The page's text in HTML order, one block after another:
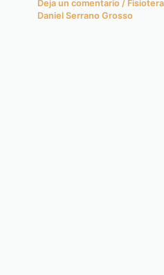
Deja un comentario /
Daniel Serrano Grosso